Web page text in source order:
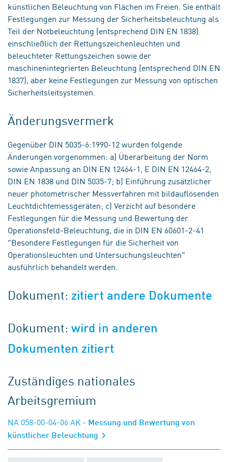
künstlichen Beleuchtung von Flächen im Freien. Sie enthält
Festlegungen zur Messung der Sicherheitsbeleuchtung als
Teil der Notbeleuchtung (entsprechend DIN EN 1838)
einschließlich der Rettungszeichenleuchten und
beleuchteter Rettungszeichen sowie der
maschinenintegrierten Beleuchtung (entsprechend DIN EN
1837), aber keine Festlegungen zur Messung von optischen
Sicherheitsleitsystemen.
Änderungsvermerk
Gegenüber DIN 5035-6:1990-12 wurden folgende
Änderungen vorgenommen: a) Überarbeitung der Norm
sowie Anpassung an DIN EN 12464-1, E DIN EN 12464-2,
DIN EN 1838 und DIN 5035-7; b) Einführung zusätzlicher
neuer photometrischer Messverfahren mit bildauflösenden
Leuchtdichtemessgeräten; c) Verzicht auf besondere
Festlegungen für die Messung und Bewertung der
Operationsfeld-Beleuchtung, die in DIN EN 60601-2-41
"Besondere Festlegungen für die Sicherheit von
Operationsleuchten und Untersuchungsleuchten"
ausführlich behandelt werden.
Dokument: zitiert andere Dokumente
Dokument:wird in anderen
Dokumenten zitiert
Zuständiges nationales
Arbeitsgremium
NA 058-00-04-06 AK - Messung und Bewertung von
künstlicher Beleuchtung